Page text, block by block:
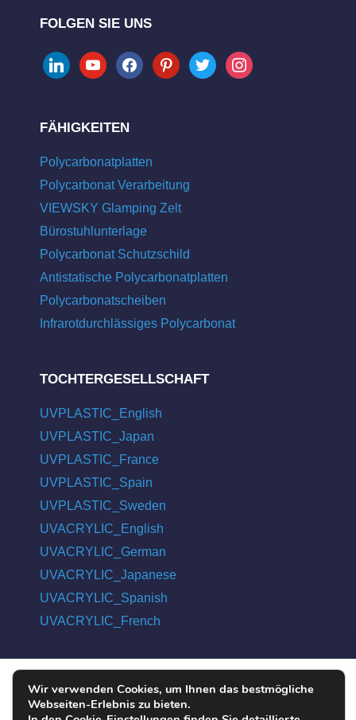
FOLGEN SIE UNS
linkedinyoutubefacebookpinteresttwitter instagram
FÄHIGKEITEN
Polycarbonatplatten
Polycarbonat Verarbeitung
VIEWSKY Glamping Zelt
Bürostuhlunterlage
Polycarbonat Schutzschild
Antistatische Polycarbonatplatten
Polycarbonatscheiben
Infrarotdurchlässiges Polycarbonat
TOCHTERGESELLSCHAFT
UVPLASTIC_English
UVPLASTIC_Japan
UVPLASTIC_France
UVPLASTIC_Spain
UVPLASTIC_Sweden
UVACRYLIC_English
UVACRYLIC_German
UVACRYLIC_Japanese
UVACRYLIC_Spanish
UVACRYLIC_French
COPYRIGHT © 2004 - 2026 UVPLASTIC MATERIAL TECHNOLOGY
CO., LTD. ALL RIGHTS RESERVED
Wir verwenden Cookies, um Ihnen das bestmögliche
Webseiten-Erlebnis zu bieten.